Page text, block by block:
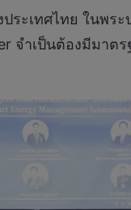
ระเทศไทย ในพร
จำเป็นต้องมีมาต